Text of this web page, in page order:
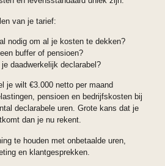
van je tarief:
nodig om al je kosten te dekken?
buffer of pensioen?
daadwerkelijk declarabel?
je wilt €3.000 netto per maand
pensioen en bedrijfskosten bij
declarabele uren. Grote kans dat je
dan je nu rekent.
te houden met onbetaalde uren,
en klantgesprekken.